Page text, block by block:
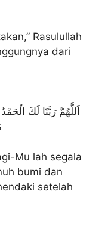
Rasulullah
dari
اَللَّهُمَّ رَبَّنَا لَكَ
Mu lah segala
bumi dan
setelah